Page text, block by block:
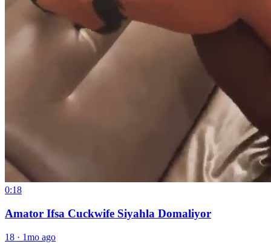
0:18
Amator Ifsa Cuckwife Siyahla Domaliyor
18 · 1mo ago